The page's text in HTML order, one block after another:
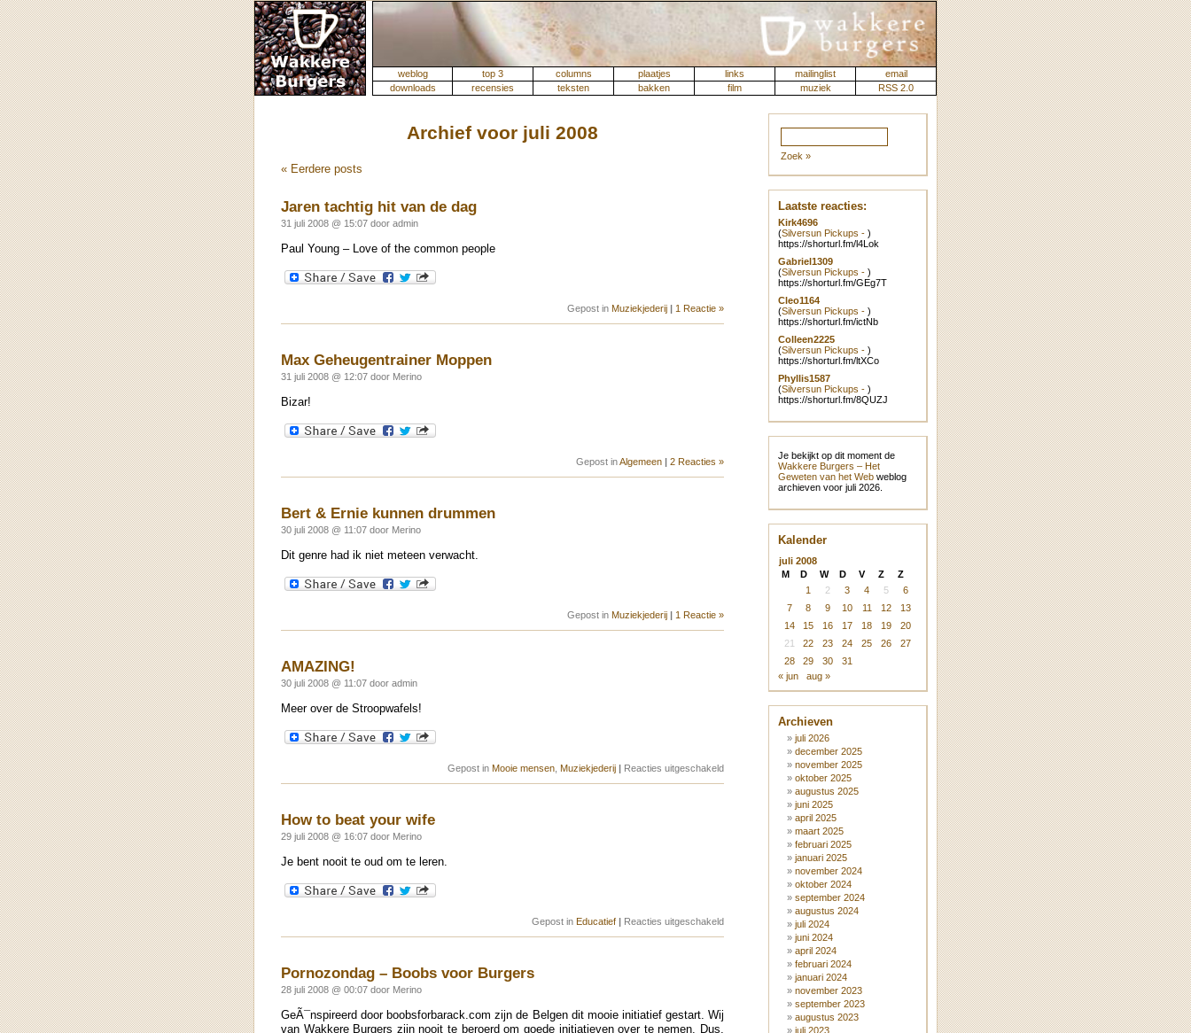
weblog top 3 columns plaatjes links mailinglist
email
downloads
recensies teksten bakken film muziek RSS 2.0
Archief voor juli 2008
« Eerdere posts
Jaren tachtig hit van de dag
31 juli 2008 @ 15:07 door admin
Paul Young – Love of the common people
Gepost in Muziekjederij 1 Reactie »
Max Geheugentrainer Moppen
31 juli 2008 @ 12:07 door Merino
Bizar!
Gepost inAlgemeen 2 Reacties »
Bert & Ernie kunnen drummen
30 juli 2008 @ 11:07 door Merino
Dit genre had ik niet meteen verwacht.
Gepost in Muziekjederij 1 Reactie »
AMAZING!
30 juli 2008 @ 11:07 door admin
Meer over de Stroopwafels!
Gepost in Mooie mensen Muziekjederij Reacties uitgeschakeldvoor
How to beat your wife
29 juli 2008 @ 16:07 door Merino
Je bent nooit te oud om te leren.
Gepost in Educatief Reacties uitgeschakeldvoor
Pornozondag – Boobs voor Burgers
28 juli 2008 @ 00:07 door Merino
GeÃ¯nspireerd door boobsforbarack.com zijn de Belgen dit mooie initiatief gestart. Wij
van Wakkere Burgers zijn nooit te beroerd om goede initiatieven over te nemen. Dus,
Zoek »
Laatste reacties:
Kirk4696
(Silversun Pickups - )
https://shorturl.fm/l4Lok
Gabriel1309
(Silversun Pickups - )
https://shorturl.fm/GEg7T
Cleo1164
(Silversun Pickups - )
https://shorturl.fm/ictNb
Colleen2225
(Silversun Pickups - )
https://shorturl.fm/ltXCo
Phyllis1587
(Silversun Pickups - )
https://shorturl.fm/8QUZJ
Je bekijkt op dit moment de
Wakkere Burgers – Het
Geweten van het Web weblog
archieven voor juli 2026.
Kalender
juli 2008
M
D W D V Z
Z
1
2 3 4 5
6
7
8 9 10 11 12
13
14
15 16 17 18 19
20
21
22 23 24 25 26
27
28
29 30
31
« jun
aug »
Archieven
juli 2026
december 2025
november 2025
oktober 2025
augustus 2025
juni 2025
april 2025
maart 2025
februari 2025
januari 2025
november 2024
oktober 2024
september 2024
augustus 2024
juli 2024
juni 2024
april 2024
februari 2024
januari 2024
november 2023
september 2023
augustus 2023
juli 2023